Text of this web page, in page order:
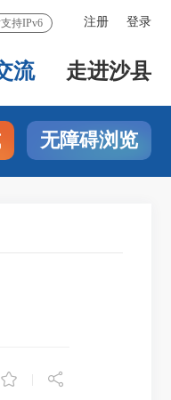
注册 登录
持IPv6
流 走进沙县
无障碍浏览
 